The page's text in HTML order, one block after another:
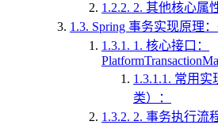
1.2.2. 2. 其他核心属
1.3. Spring 事务实现原理
1.3.1. 1. 核心接口：
1.3.1.1. 常用实
类）：
1.3.2. 2. 事务执行流